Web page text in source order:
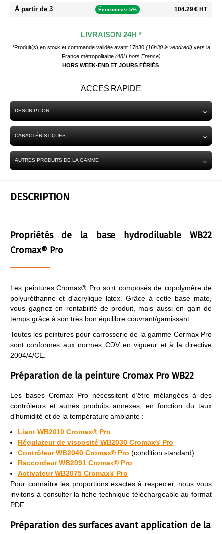
À partir de 3 Économisez 5% 104.29 € HT
LIVRAISON 24H *
*Produit(s) en stock et commande validée avant 17h30 (16h30 le vendredi) vers la
France métropolitaine (48H hors France)
HORS WEEK-END ET JOURS FÉRIÉS.
ACCES RAPIDE
DESCRIPTION
CARACTÉRISTIQUES
AUTRES PRODUITS DE LA GAMME
DESCRIPTION
Propriétés de la base hydrodiluable WB22
Cromax® Pro
Les peintures Cromax® Pro sont composés de copolymère de
polyuréthanne et d'acrylique latex. Grâce à cette base mate,
vous gagnez en rentabilité de produit, mais aussi en gain de
temps grâce à son très bon équilibre couvrant/garnissant.
Toutes les peintures pour carrosserie de la gamme Cormax Pro
sont conformes aux normes COV en vigueur et à la directive
2004/4/CE.
Préparation de la peinture Cromax Pro WB22
Les bases Cromax Pro nécessitent d’être mélangées à des
contrôleurs et autres produits annexes, en fonction du taux
d’humidité et de la température ambiante :
Liant WB2010 Cromax® Pro
Régulateur de viscosité WB2030 Cromax® Pro
Contrôleur WB2040 Cromax® Pro (condition standard)
Raccordeur WB2091 Cromax® Pro
Activateur WB2075 Cromax® Pro
Pour connaître les proportions exactes à respecter, nous vous
invitons à consulter la fiche technique téléchargeable au format
PDF.
Préparation des surfaces avant application de la